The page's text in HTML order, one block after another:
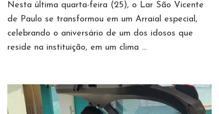
Nesta última quarta-feira (25), o Lar São Vicente
de Paulo se transformou em um Arraial especial,
celebrando o aniversário de um dos idosos que
reside na instituição, em um clima …